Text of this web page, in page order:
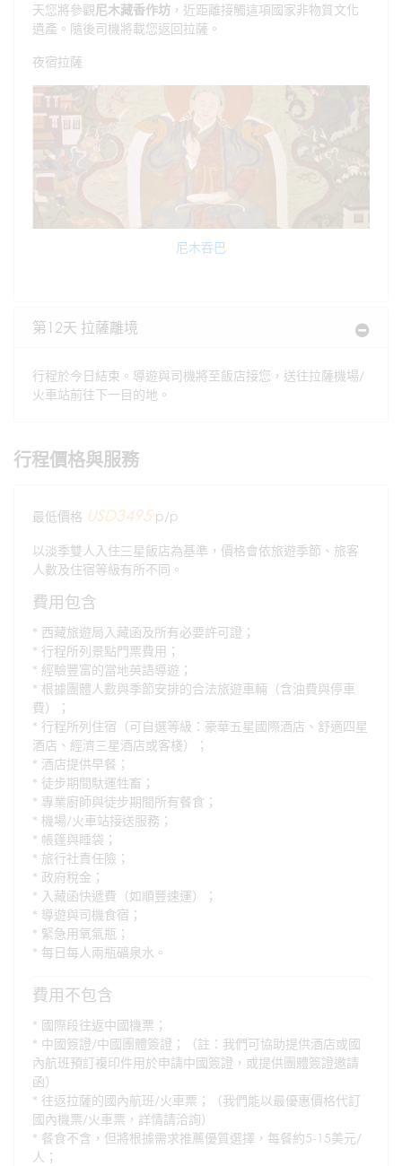
天您將參觀 尼木藏香作坊 ，近距離接觸這項國家非物質文化
遺產。隨後司機將載您返回拉薩。
夜宿拉薩
尼木吞巴
第12天 拉薩離境
行程於今日結束。導遊與司機將至飯店接您，送往拉薩機場/
火車站前往下一目的地。
行程價格與服務
最低價格 USD3495p/p
以淡季雙人入住三星飯店為基準，價格會依旅遊季節、旅客
人數及住宿等級有所不同。
費用包含
西藏旅遊局入藏函及所有必要許可證；
行程所列景點門票費用；
經驗豐富的當地英語導遊；
根據團體人數與季節安排的合法旅遊車輛（含油費與停車
費）；
行程所列住宿（可自選等級：豪華五星國際酒店、舒適四星
酒店、經濟三星酒店或客棧）；
酒店提供早餐；
徒步期間馱運牲畜；
專業廚師與徒步期間所有餐食；
機場/火車站接送服務；
帳篷與睡袋；
旅行社責任險；
政府稅金；
入藏函快遞費（如順豐速運）；
導遊與司機食宿；
緊急用氧氣瓶；
每日每人兩瓶礦泉水。
費用不包含
國際段往返中國機票；
中國簽證/中國團體簽證；（註：我們可協助提供酒店或國
內航班預訂複印件用於申請中國簽證，或提供團體簽證邀請
函）
往返拉薩的國內航班/火車票；（我們能以最優惠價格代訂
國內機票/火車票，詳情請洽詢）
餐食不含，但將根據需求推薦優質選擇，每餐約5-15美元/
人；